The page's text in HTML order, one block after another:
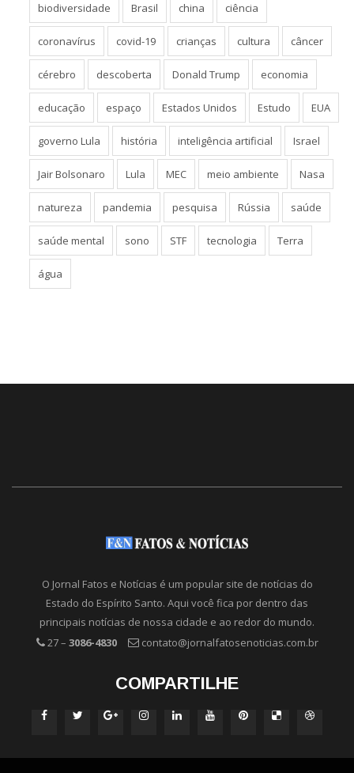
biodiversidade Brasil china ciência
coronavírus covid-19 crianças cultura câncer
cérebro descoberta Donald Trump economia
educação espaço Estados Unidos Estudo EUA
governo Lula história inteligência artificial Israel
Jair Bolsonaro Lula MEC meio ambiente Nasa
natureza pandemia pesquisa Rússia saúde
saúde mental sono STF tecnologia Terra
água
O Jornal Fatos e Notícias é um popular site de notícias do
Estado do Espírito Santo. Aqui você fica por dentro das
principais notícias de nossa cidade e ao redor do mundo.
27 – 3086-4830 contato@jornalfatosenoticias.com.br
COMPARTILHE